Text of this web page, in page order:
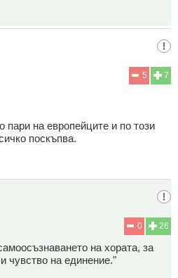
7
5
пари на европейците и по този
поскъпва.
26
0
на хората, за
чувство на единение."